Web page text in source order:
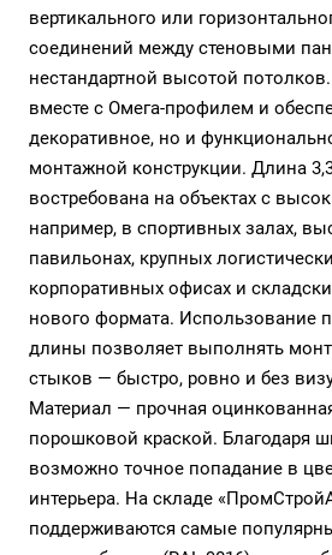
вертикального или
соединений между стеновыми
нестандартной высотой
вместе с Омега-профилем и
декоративное, но и
монтажной конструкции. Длина
востребована на объектах с
например, в спортивных залах,
павильонах, крупных
корпоративных офисах и
нового формата. Использование
длины позволяет выполнять
стыков — быстро, ровно и без
Материал — прочная
порошковой краской. Благодаря
возможно точное попадание в
интерьера. На складе
поддерживаются самые